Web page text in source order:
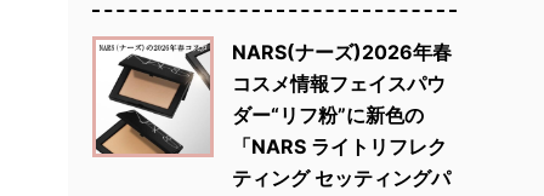
NARS(ナーズ)2026年春
コスメ情報フェイスパウ
ダー“リフ粉”に新色の
「NARS ライトリフレク
ティング セッティングパ